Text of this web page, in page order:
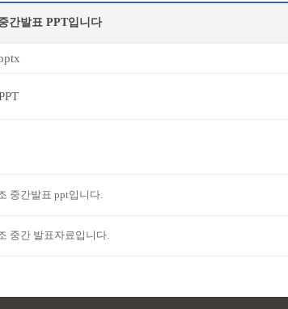
간발표 PPT입니다
중간발표 ppt입니다.
중간 발표자료입니다.